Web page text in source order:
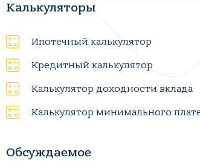
Калькуляторы
Ипотечный калькулятор
Кредитный калькулятор
Калькулятор доходности вклада
Калькулятор минимального
Обсуждаемое